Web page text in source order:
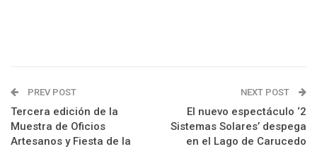
PREV POST
Tercera edición de la
Muestra de Oficios
Artesanos y Fiesta de la
NEXT POST
El nuevo espectáculo ‘2
Sistemas Solares’ despega
en el Lago de Carucedo